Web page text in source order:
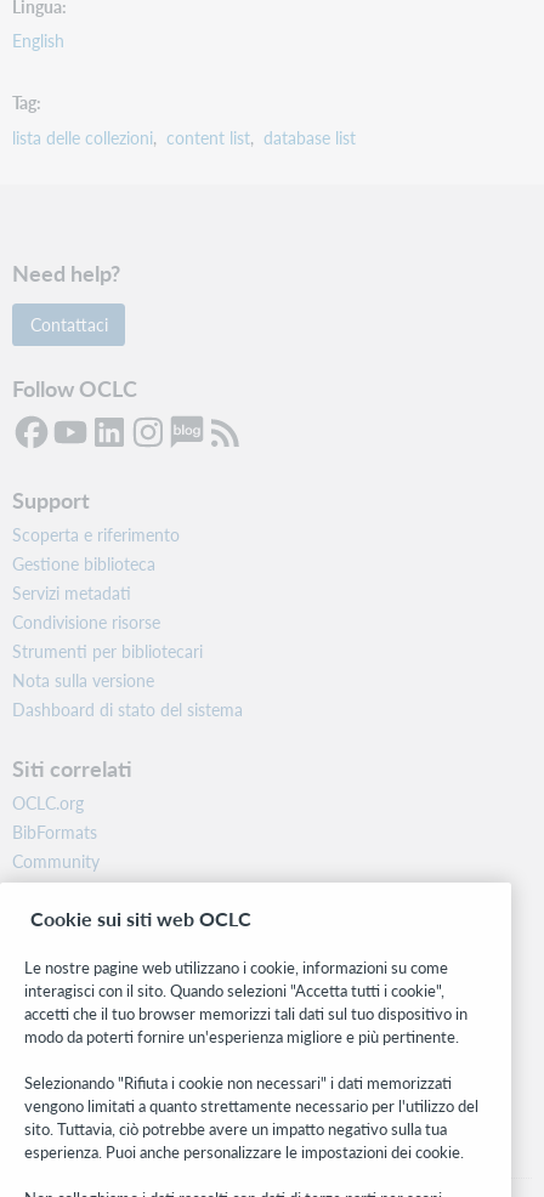
Lingua
English
Tag
lista delle collezioni content list database list
Need help?
Contattaci
Follow OCLC
Support
Scoperta e riferimento
Gestione biblioteca
Servizi metadati
Condivisione risorse
Strumenti per bibliotecari
Nota sulla versione
Dashboard di stato del sistema
Siti correlati
OCLC.org
BibFormats
Community
Ricerca
WebJunction
Stay in the know.
Ricevi gli ultimi aggiornamenti di prodotti, ricerche, eventi e molto
altro direttamente nella tua casella di posta.
Subscribe now
Cookie sui siti web OCLC
Le nostre pagine web utilizzano i cookie, informazioni su come
interagisci con il sito. Quando selezioni "Accetta tutti i cookie",
accetti che il tuo browser memorizzi tali dati sul tuo dispositivo in
modo da poterti fornire un'esperienza migliore e più pertinente.
Selezionando "Rifiuta i cookie non necessari" i dati memorizzati
vengono limitati a quanto strettamente necessario per l'utilizzo del
sito. Tuttavia, ciò potrebbe avere un impatto negativo sulla tua
esperienza. Puoi anche personalizzare le impostazioni dei cookie.